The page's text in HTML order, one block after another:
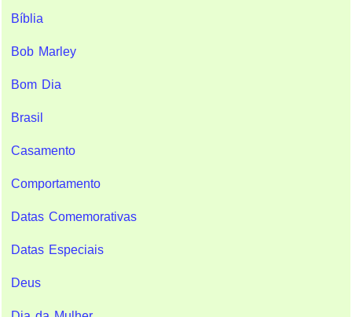
Bíblia
Bob Marley
Bom Dia
Brasil
Casamento
Comportamento
Datas Comemorativas
Datas Especiais
Deus